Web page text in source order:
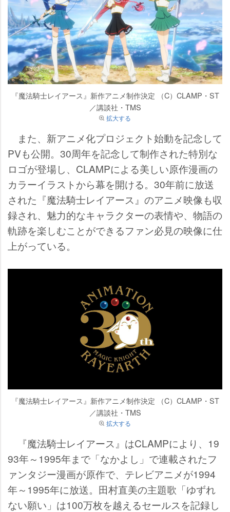
『魔法騎士レイアース』新作アニメ制作決定 （C）CLAMP・ST
／講談社・TMS
拡大する
また、新アニメ化プロジェクト始動を記念して
PVも公開。30周年を記念して制作された特別な
ロゴが登場し、CLAMPによる美しい原作漫画の
カラーイラストから幕を開ける。30年前に放送
された『魔法騎士レイアース』のアニメ映像も収
録され、魅力的なキャラクターの表情や、物語の
軌跡を楽しむことができるファン必見の映像に仕
上がっている。
『魔法騎士レイアース』新作アニメ制作決定 （C）CLAMP・ST
／講談社・TMS
拡大する
『魔法騎士レイアース』はCLAMPにより、19
93年～1995年まで「なかよし」で連載されたフ
ァンタジー漫画が原作で、テレビアニメが1994
年～1995年に放送。田村直美の主題歌「ゆずれ
ない願い」は100万枚を越えるセールスを記録し